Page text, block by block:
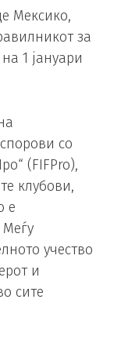
Мексико,
за
1 јануари
со
(FIFPro),
клубови,
е
Меѓу
учество
и
сите